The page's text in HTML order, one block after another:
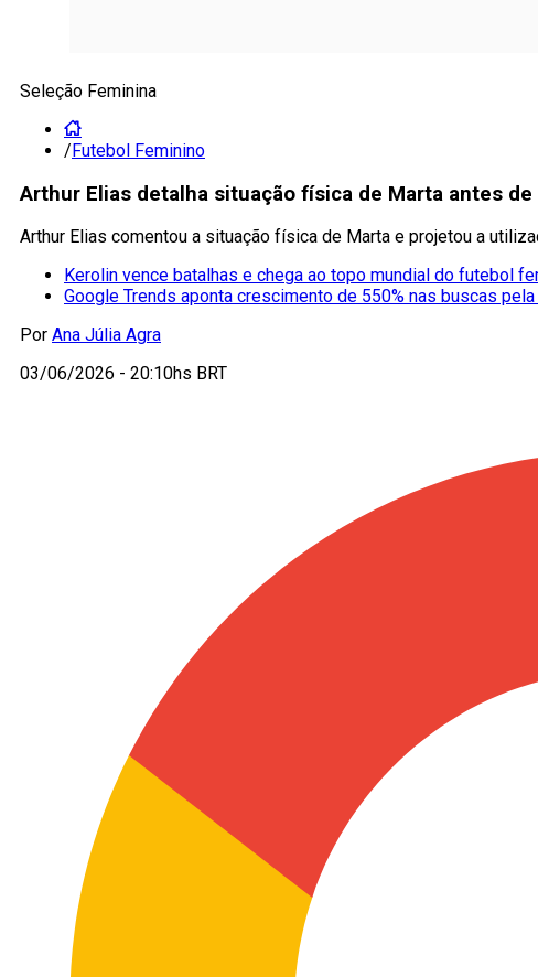
Seleção Feminina
/Futebol Feminino
Arthur Elias detalha situação física de Marta antes
Arthur Elias comentou a situação física de Marta e projetou a
Kerolin vence batalhas e chega ao topo mundial do futebol
Google Trends aponta crescimento de 550% nas buscas
Por Ana Júlia Agra
03/06/2026 - 20:10hs BRT